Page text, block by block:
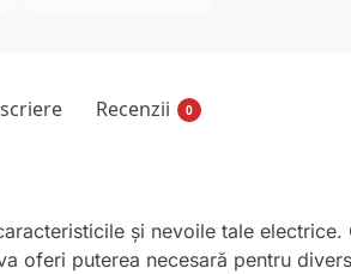
Recenzii 0
și nevoile tale
oferi puterea necesară pentru